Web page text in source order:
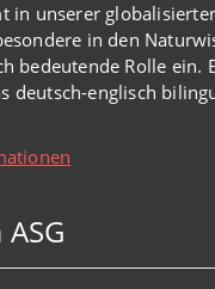
in unserer
in den
bedeutende Rolle ein.
deutsch-englisch